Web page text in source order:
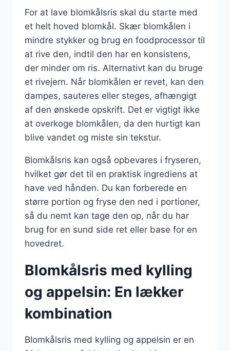
For at lave blomkålsris skal du starte med
et helt hoved blomkål. Skær blomkålen i
mindre stykker og brug en foodprocessor til
at rive den, indtil den har en konsistens,
der minder om ris. Alternativt kan du bruge
et rivejern. Når blomkålen er revet, kan den
dampes, sauteres eller steges, afhængigt
af den ønskede opskrift. Det er vigtigt ikke
at overkoge blomkålen, da den hurtigt kan
blive vandet og miste sin tekstur.
Blomkålsris kan også opbevares i fryseren,
hvilket gør det til en praktisk ingrediens at
have ved hånden. Du kan forberede en
større portion og fryse den ned i portioner,
så du nemt kan tage den op, når du har
brug for en sund side ret eller base for en
hovedret.
Blomkålsris med kylling
og appelsin: En lækker
kombination
Blomkålsris med kylling og appelsin er en